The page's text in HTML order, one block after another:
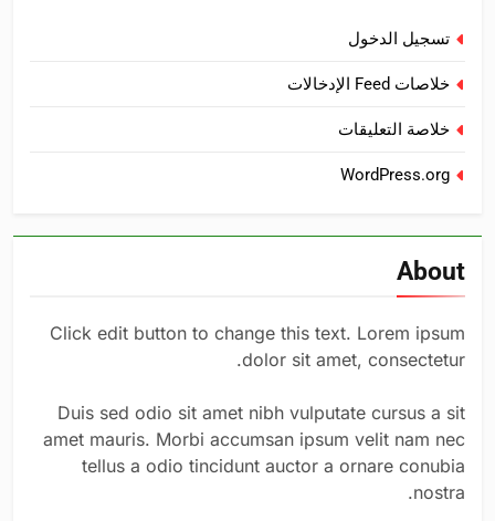
تسجيل الدخول
خلاصات Feed الإدخالات
خلاصة التعليقات
WordPress.org
About
Click edit button to change this text. Lorem ipsum
dolor sit amet, consectetur.
Duis sed odio sit amet nibh vulputate cursus a sit
amet mauris. Morbi accumsan ipsum velit nam nec
tellus a odio tincidunt auctor a ornare conubia
nostra.